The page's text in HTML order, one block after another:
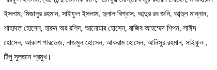
ইসলাম, মিজানুর রহমান, সাইফুল ইসলাম, দুলাল বিশ্বাস, আব্দুর রব জনি, আব্দুল মান্নান,
শাহাদত হোসেন, হারুন অর রশিদ, আনোয়ার হোসেন, রাজিব আহম্মেদ শিপন, সাঈদ
হোসেন, আকাশ পারভেজ, নাজমুল হোসেন, আকরাম হোসেন, আনিসুর রহমান, সাইফুল ,
টিপু সুলতান প্রমুখ।